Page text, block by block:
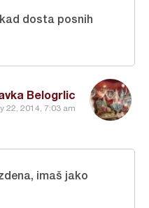
Belogrlic
22, 2014, 7:03 am
dosta posnih
imaš jako